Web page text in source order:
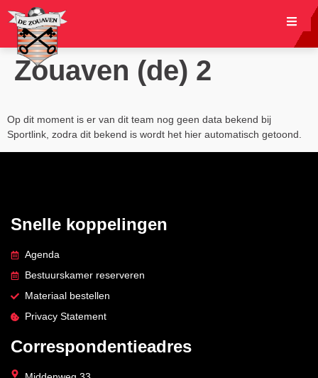
Zouaven (de) 2
Op dit moment is er van dit team nog geen data bekend bij
Sportlink, zodra dit bekend is wordt het hier automatisch getoond.
Snelle koppelingen
Agenda
Bestuurskamer reserveren
Materiaal bestellen
Privacy Statement
Correspondentieadres